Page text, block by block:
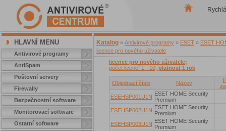
HLAVNÍ MENU
Antivirové programy
AntiSpam
Poštovní servery
Firewally
Bezpečnostní software
Monitorovací software
Ostatní software
Katalog » Antivirové programy » ESET » ESET
licence pro nového uživatele
licence pro nového uživatele;
počet licencí 1 - 10; platnost 1 rok
Objednací číslo Název
ESEHSP001U1N ESET HOME Security
Premium
ESEHSP002U1N ESET HOME Security
Premium
ESEHSP003U1N ESET HOME Security
Premium